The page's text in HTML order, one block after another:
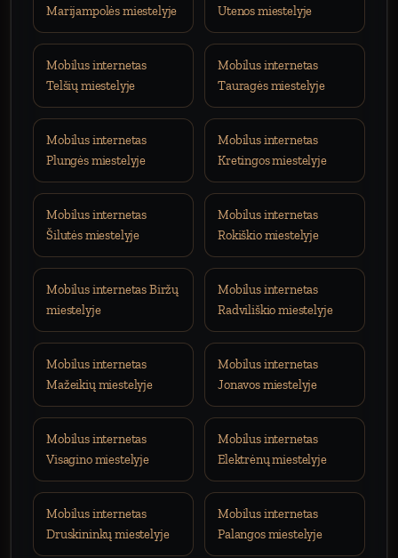
Marijampolės miestelyje
Utenos miestelyje
Mobilus internetas
Telšių miestelyje
Mobilus internetas
Tauragės miestelyje
Mobilus internetas
Plungės miestelyje
Mobilus internetas
Kretingos miestelyje
Mobilus internetas
Šilutės miestelyje
Mobilus internetas
Rokiškio miestelyje
Mobilus internetas Biržų
miestelyje
Mobilus internetas
Radviliškio miestelyje
Mobilus internetas
Mažeikių miestelyje
Mobilus internetas
Jonavos miestelyje
Mobilus internetas
Visagino miestelyje
Mobilus internetas
Elektrėnų miestelyje
Mobilus internetas
Druskininkų miestelyje
Mobilus internetas
Palangos miestelyje